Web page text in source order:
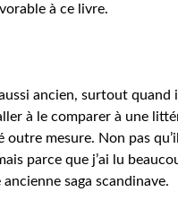
à ce livre.
ancien, surtout quand
à le comparer à une
mesure. Non pas
parce que j’ai lu
saga scandinave.